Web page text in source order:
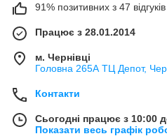
91% позитивних з 47 відгуків
Працює з 28.01.2014
м. Чернівці
Головна 265А ТЦ Депот,
Контакти
Сьогодні працює з 10:00
Показати весь графік